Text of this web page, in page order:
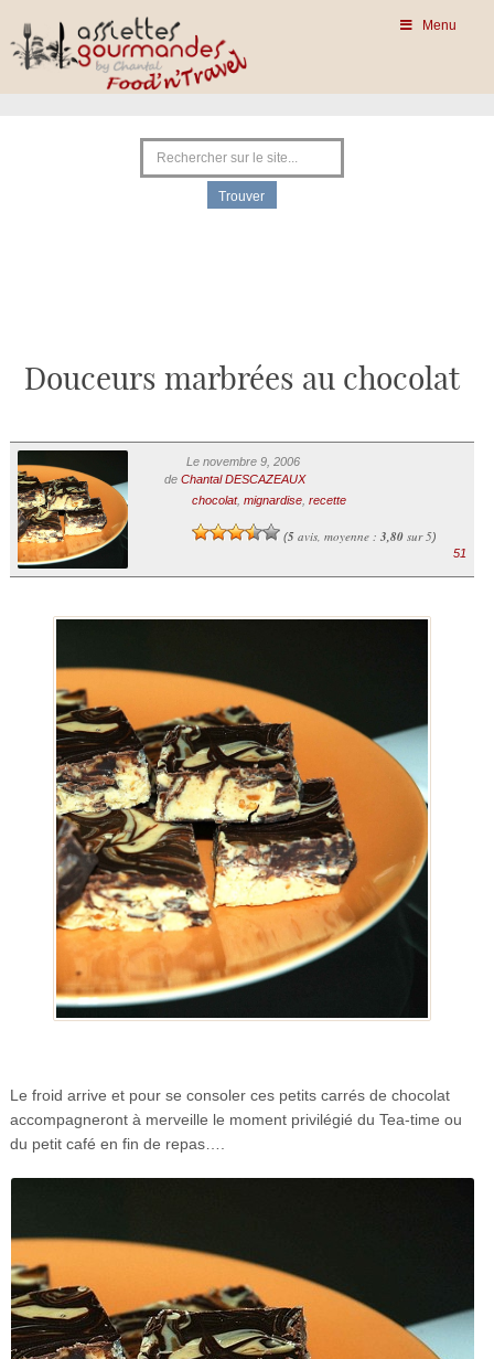
Menu
Douceurs marbrées au chocolat
Le novembre 9, 2006
de Chantal DESCAZEAUX
chocolat, mignardise, recette
(5avis, moyenne : 3,80sur 5)
51
Le froid arrive et pour se consoler ces petits carrés de chocolat
accompagneront à merveille le moment privilégié du Tea-time ou
du petit café en fin de repas….